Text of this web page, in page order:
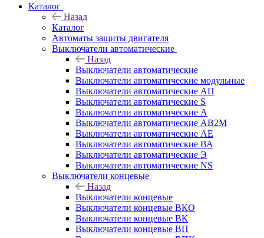
Каталог
Назад
Каталог
Автоматы защиты двигателя
Выключатели автоматические
Назад
Выключатели автоматические
Выключатели автоматические модульные
Выключатели автоматические АП
Выключатели автоматические S
Выключатели автоматические А
Выключатели автоматические АВ2М
Выключатели автоматические АЕ
Выключатели автоматические ВА
Выключатели автоматические Э
Выключатели автоматические NS
Выключатели концевые
Назад
Выключатели концевые
Выключатели концевые ВКО
Выключатели концевые ВК
Выключатели концевые ВП